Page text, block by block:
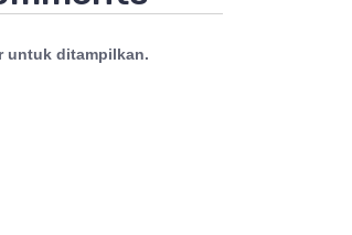
untuk ditampilkan.